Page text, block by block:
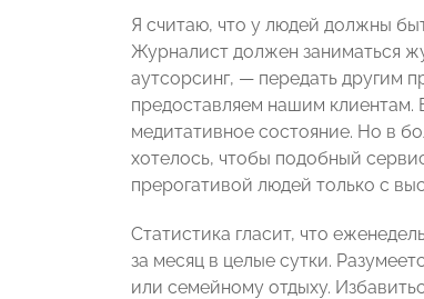
Я считаю, что у людей должны
Журналист должен заниматься
аутсорсинг, — передать другим
предоставляем нашим клиентам.
медитативное состояние. Но в
хотелось, чтобы подобный
прерогативой людей только с
Статистика гласит, что
за месяц в целые сутки.
или семейному отдыху.